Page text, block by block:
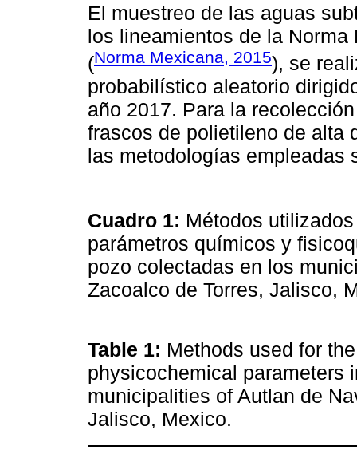
El muestreo de las aguas
los lineamientos de la
(Norma Mexicana, 2015), se
probabilístico aleatorio
año 2017. Para la
frascos de polietileno de alta
las metodologías empleadas
Cuadro 1: Métodos
parámetros químicos y
pozo colectadas en los
Zacoalco de Torres, Jalisco,
Table 1: Methods used for
physicochemical parameters
municipalities of Autlan de
Jalisco, Mexico.